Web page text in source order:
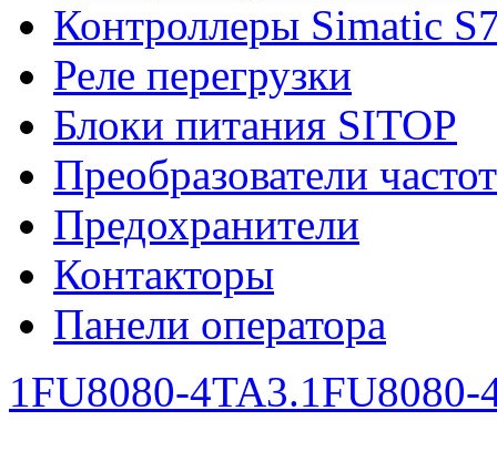
Контроллеры Simatic
Реле перегрузки
Блоки питания SITOP
Преобразователи
Предохранители
Контакторы
Панели оператора
1FU8080-4TA3.1FU8080-